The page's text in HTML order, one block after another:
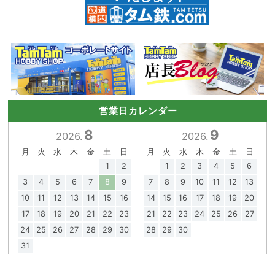
営業日カレンダー
2026. 8
月 火 水 木 金 土
日
1
2
3
4 5 6 7 8
9
10
11 12 13 14 15
16
17
18 19 20 21 22
23
24
25 26 27 28 29
30
31
2026. 9
月 火 水 木 金 土
日
1
2 3 4 5
6
7
8 9 10 11 12
13
14
15 16 17 18 19
20
21
22 23 24 25 26
27
28
29 30